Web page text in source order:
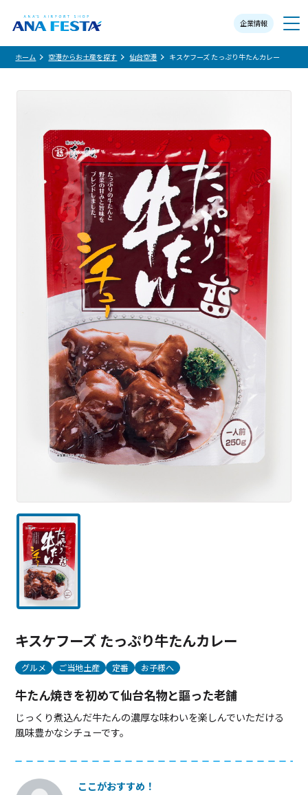
企業情報
メニュー
ホーム 空港からお土産を探す 仙台空港 キスケフーズ たっぷり牛たんカレー
キスケフーズ たっぷり牛たんカレー
グルメ ご当地土産 定番 お子様へ
牛たん焼きを初めて仙台名物と謳った老舗
じっくり煮込んだ牛たんの濃厚な味わいを楽しんでいただける
風味豊かなシチューです。
ここがおすすめ！